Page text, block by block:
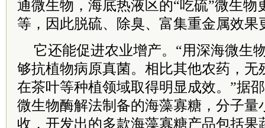
通微生物，海底热液区的“吃硫”微生物
等，因此脱硫、除臭、富集重金属效果
它还能促进农业增产。“用深海微生
够抗植物病原真菌。相比其他农药，无
在茶叶等种植领域取得明显成效。”据
微生物酶解法制备的海藻寡糖，分子量
收，开发出的多款海藻寡糖产品包括果